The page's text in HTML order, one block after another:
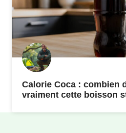
Calorie Coca : combien
vraiment cette boisson